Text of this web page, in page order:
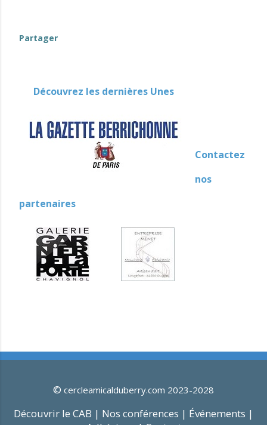
Partager
Découvrez les dernières Unes
Contactez
nos
partenaires
© cercleamicalduberry.com 2023-2028
Découvrir le CAB | Nos conférences | Événements |